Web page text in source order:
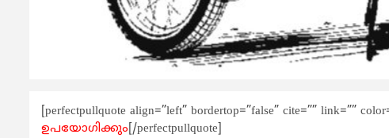
[perfectpullquote align=”left” bordertop=”false” cite=”” link=””
ഉപയോഗിക്കും [/perfectpullquote]